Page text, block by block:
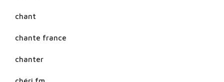
chant
chante france
chanter